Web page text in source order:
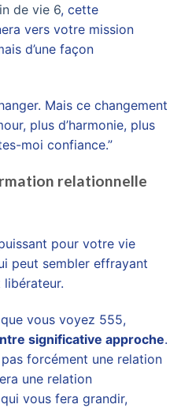
de vie 6, cette
vers votre mission
d’une façon
Mais ce changement
plus d’harmonie, plus
moi confiance.”
relationnelle
pour votre vie
peut sembler effrayant
vous voyez 555,
significative approche.
forcément une relation
une relation
vous fera grandir,